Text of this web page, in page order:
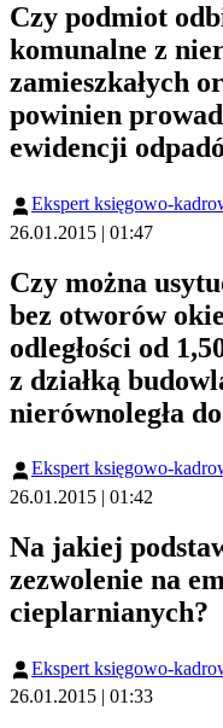
Czy podmiot
komunalne z
zamieszkałych
powinien
ewidencji
Ekspert księgowo-
26.01.2015 | 01:47
Czy można
bez otworów
odległości od
z działką
nierównoległa
Ekspert księgowo-
26.01.2015 | 01:42
Na jakiej
zezwolenie na
cieplarnianych?
Ekspert księgowo-
26.01.2015 | 01:33